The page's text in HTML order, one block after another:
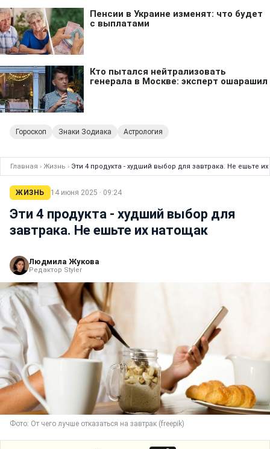
Гороскоп Знаки Зодиака Астрология
Главная › Жизнь › Эти 4 продукта - худший выбор для завтрака. Не ешьте
ЖИЗНЬ 14 июня 2025 · 09:24
Эти 4 продукта - худший выбор для
завтрака. Не ешьте их натощак
Людмила Жукова
Редактор Styler
Фото: От чего лучше отказаться на завтрак (freepik)